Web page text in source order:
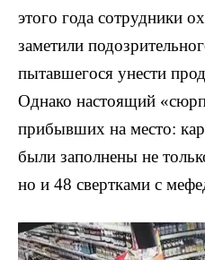
этого года сотрудники
заметили
пытавшегося унести
Однако настоящий
прибывших на место:
были заполнены не
но и 48 свертками с
Видеоплеер